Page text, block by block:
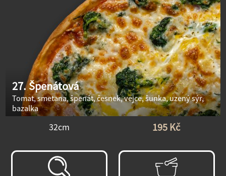
27. Špenátová
Tomat, smetana, špenát, česnek, vejce, šunka, uzený sýr,
bazalka
32cm 195 Kč